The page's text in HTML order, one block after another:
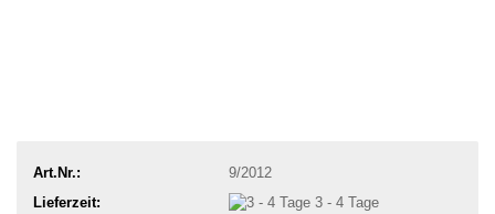
Art.Nr.:
9/2012
Lieferzeit:
3 - 4 Tage